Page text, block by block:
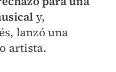
y,
lanzó una
artista.